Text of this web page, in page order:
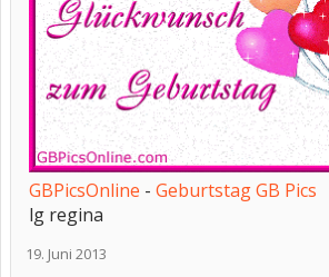
GBPicsOnline - Geburtstag GB Pics
lg regina
19. Juni 2013